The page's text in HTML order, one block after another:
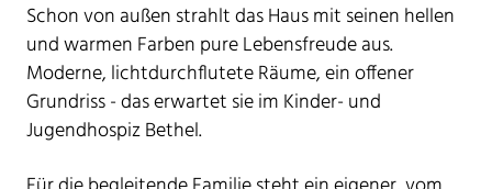
Schon von außen strahlt das Haus mit seinen hellen
und warmen Farben pure Lebensfreude aus.
Moderne, lichtdurchflutete Räume, ein offener
Grundriss - das erwartet sie im Kinder- und
Jugendhospiz Bethel.